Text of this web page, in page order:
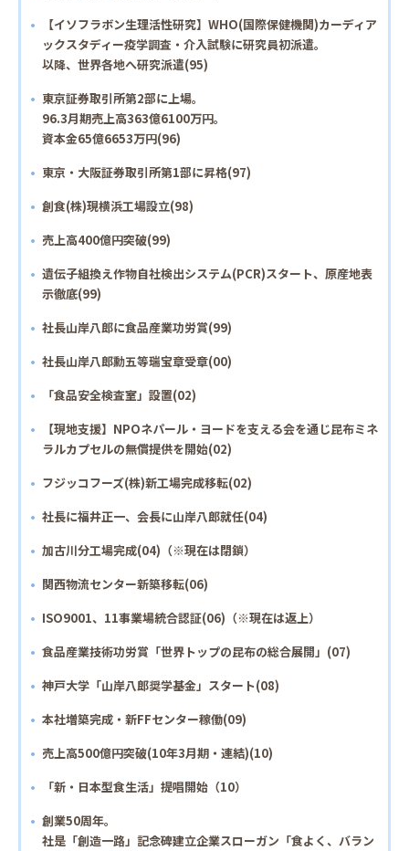
【イソフラボン生理活性研究】WHO(国際保健機関)カーディア
ックスタディー疫学調査・介入試験に研究員初派遣。
以降、世界各地へ研究派遣(95)
東京証券取引所第2部に上場。
96.3月期売上高363億6100万円。
資本金65億6653万円(96)
東京・大阪証券取引所第1部に昇格(97)
創食(株)現横浜工場設立(98)
売上高400億円突破(99)
遺伝子組換え作物自社検出システム(PCR)スタート、原産地表
示徹底(99)
社長山岸八郎に食品産業功労賞(99)
社長山岸八郎勳五等瑞宝章受章(00)
「食品安全検査室」設置(02)
【現地支援】NPOネパール・ヨードを支える会を通じ昆布ミネ
ラルカプセルの無償提供を開始(02)
フジッコフーズ(株)新工場完成移転(02)
社長に福井正一、会長に山岸八郎就任(04)
加古川分工場完成(04)（※現在は閉鎖）
関西物流センター新築移転(06)
ISO9001、11事業場統合認証(06)（※現在は返上）
食品産業技術功労賞「世界トップの昆布の総合展開」(07)
神戸大学「山岸八郎奨学基金」スタート(08)
本社増築完成・新FFセンター稼働(09)
売上高500億円突破(10年3月期・連結)(10)
「新・日本型食生活」提唱開始（10）
創業50周年。
社是「創造一路」記念碑建立企業スローガン「食よく、バラン